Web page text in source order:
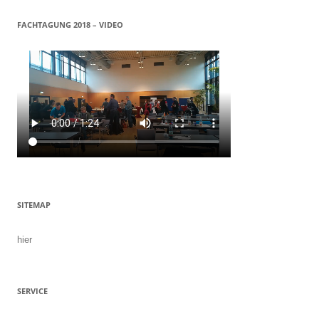
FACHTAGUNG 2018 – VIDEO
SITEMAP
hier
SERVICE